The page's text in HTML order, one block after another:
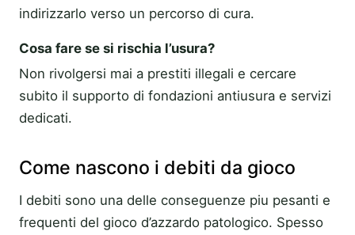
indirizzarlo verso un percorso di cura.
Cosa fare se si rischia l’usura?
Non rivolgersi mai a prestiti illegali e cercare
subito il supporto di fondazioni antiusura e servizi
dedicati.
Come nascono i debiti da gioco
I debiti sono una delle conseguenze piu pesanti e
frequenti del gioco d’azzardo patologico. Spesso